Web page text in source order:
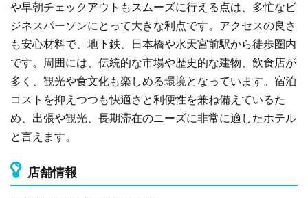
や早朝チェックアウトもスムーズに行える点は、多忙なビ
ジネスパーソンにとって大きな利点です。アクセスの良さ
も安心材料で、地下鉄、日本橋や水天宮前駅から徒歩圏内
です。周囲には、伝統的な市場や歴史的な建物、飲食店が
多く、観光や食文化も楽しめる環境となっています。宿泊
コストを抑えつつも快適さと利便性を兼ね備えているた
め、出張や観光、長期滞在のニーズに非常に適したホテル
と言えます。
店舗情報